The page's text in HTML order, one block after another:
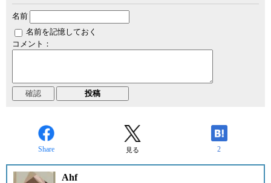
名前
名前を記憶しておく
コメント：
Share 見る 2
Ahf